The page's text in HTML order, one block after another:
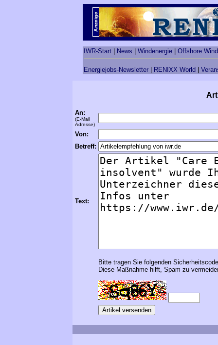
IWR-Start News Windenergie Offshore
Energiejobs-Newsletter RENIXX World
An:
(E-Mail
Adresse)
Von:
Betreff:
Text:
Bitte tragen Sie folgenden
Diese Maßnahme hilft, Spam zu